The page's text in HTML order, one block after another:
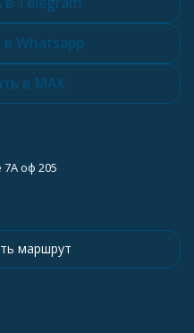
Whatsapp
в MAX
оф 205
маршрут